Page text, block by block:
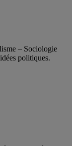
– Sociologie
politiques.